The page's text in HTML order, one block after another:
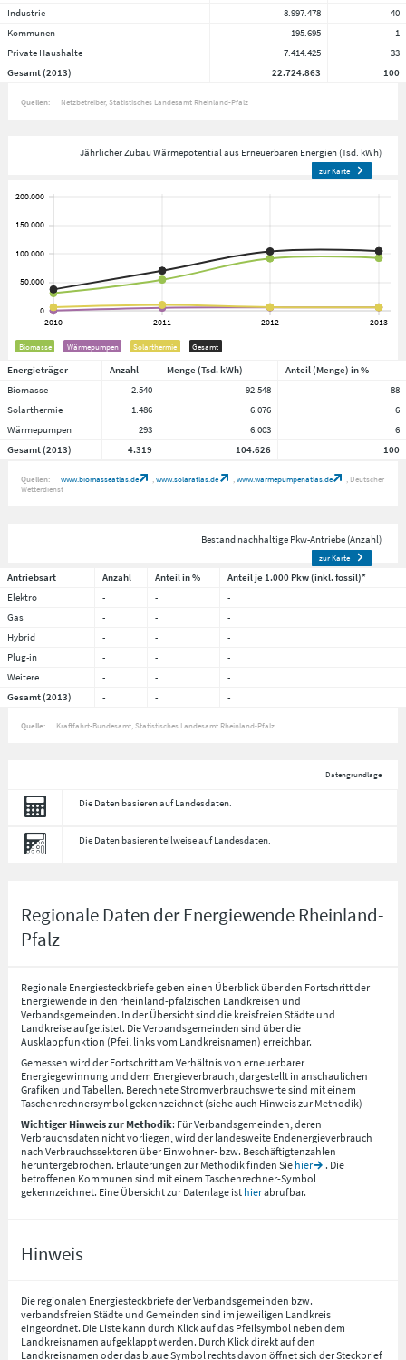
Industrie
8.997.478
40
Kommunen
195.695
1
Private Haushalte
7.414.425
33
Gesamt (2013)
22.724.863 100
Quellen: Netzbetreiber Statistisches Landesamt Rheinland-Pfalz
Jährlicher Zubau Wärmepotential aus Erneuerbaren Energien (Tsd. kWh)
zur Karte
Biomasse Wärmepumpen Solarthermie Gesamt
Energieträger Anzahl Menge (Tsd. kWh)
Anteil (Menge) in %
Biomasse
2.540 92.548
88
Solarthermie
1.486 6.076
6
Wärmepumpen
293 6.003
6
Gesamt (2013)
4.319 104.626 100
Quellen: www.biomasseatlas.de www.solaratlas.de www.wärmepumpenatlas.de
Deutscher
Wetterdienst
Bestand nachhaltige Pkw-Antriebe (Anzahl)
zur Karte
Antriebsart Anzahl Anteil in %
Anteil je 1.000 Pkw (inkl. fossil)*
Elektro
- -
-
Gas
- -
-
Hybrid
- -
-
Plug-in
- -
-
Weitere
- -
-
Gesamt (2013)
- - -
Quelle: Kraftfahrt-Bundesamt, Statistisches Landesamt Rheinland-Pfalz
Datengrundlage
Die Daten basieren auf Landesdaten.
Die Daten basieren teilweise auf Landesdaten.
Regionale Daten der Energiewende Rheinland-
Pfalz
Regionale Energiesteckbriefe geben einen Überblick über den Fortschritt der
Energiewende in den rheinland-pfälzischen Landkreisen und
Verbandsgemeinden. In der Übersicht sind die kreisfreien Städte und
Landkreise aufgelistet. Die Verbandsgemeinden sind über die
Ausklappfunktion (Pfeil links vom Landkreisnamen) erreichbar.
Gemessen wird der Fortschritt am Verhältnis von erneuerbarer
Energiegewinnung und dem Energieverbrauch, dargestellt in anschaulichen
Grafiken und Tabellen. Berechnete Stromverbrauchswerte sind mit einem
Taschenrechnersymbol gekennzeichnet (siehe auch Hinweis zur Methodik)
Wichtiger Hinweis zur Methodik: Für Verbandsgemeinden, deren
Verbrauchsdaten nicht vorliegen, wird der landesweite Endenergieverbrauch
nach Verbrauchssektoren über Einwohner- bzw. Beschäftigtenzahlen
heruntergebrochen. Erläuterungen zur Methodik finden Sie hier
. Die
betroffenen Kommunen sind mit einem Taschenrechner-Symbol
gekennzeichnet. Eine Übersicht zur Datenlage ist hierabrufbar.
Hinweis
Die regionalen Energiesteckbriefe der Verbandsgemeinden bzw.
verbandsfreien Städte und Gemeinden sind im jeweiligen Landkreis
eingeordnet. Die Liste kann durch Klick auf das Pfeilsymbol neben dem
Landkreisnamen aufgeklappt werden. Durch Klick direkt auf den
Landkreisnamen oder das blaue Symbol rechts davon öffnet sich der Steckbrief